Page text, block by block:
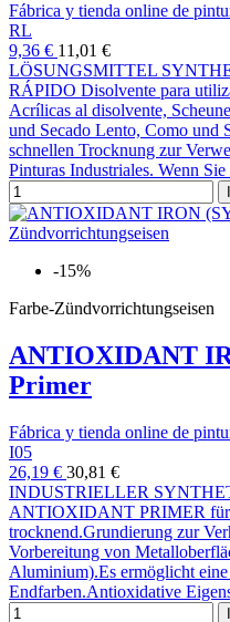
Fábrica y tienda online de
RL
9,36 € 11,01 €
LÖSUNGSMITTEL
RÁPIDO Disolvente para
Acrílicas al disolvente,
und Secado Lento, Como und
schnellen Trocknung zur
Pinturas Industriales. Wenn
-15%
Farbe-Zündvorrichtungseisen
ANTIOXIDANT
Primer
Fábrica y tienda online de
I05
26,19 € 30,81 €
INDUSTRIELLER
ANTIOXIDANT PRIMER für
trocknend.Grundierung zur
Vorbereitung von
Aluminium).Es ermöglicht eine
Endfarben.Antioxidative